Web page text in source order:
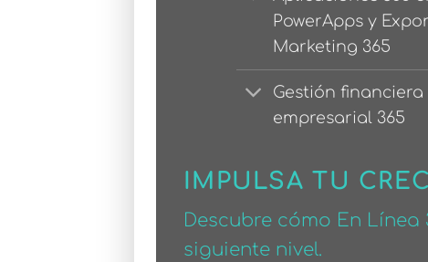
PowerApps y
Marketing 365
Gestión
empresarial 365
IMPULSA TU
Descubre cómo En
siguiente nivel.